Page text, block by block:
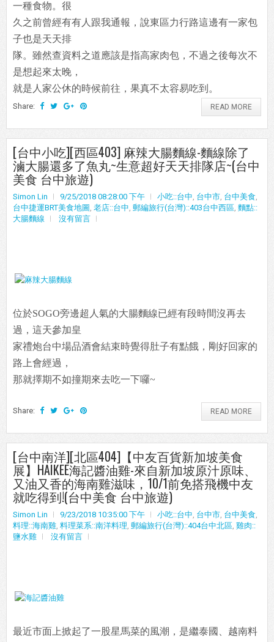
一種食物。很
久之前曾經有有人跟我通報，說東區力行路這邊有一家包
子也是天天排
隊。雖然查資料之道應該是指高家肉包，不過之後每次不
是想起來太晚，
就是人家公休的時候前往，果真不太容易吃到。
Share: READ MORE
[台中小吃][西區403] 麻辣大腸麵線-麵線除了
滷大腸還多了魚丸~生意超好天天排隊店~(台中
美食 台中旅遊)
Simon Lin 9/25/2018 08:28:00 下午 小吃::台中, 台中市, 台中美食,
台中捷運BRT美食地圖 , 老店::台中, 郵編旅行(台灣)::403台中西區, 麵點::
大腸麵線
沒有留言
位於SOGO旁邊超人氣的大腸麵線已經有段時間沒再去
過，這天參加皇
家禮炮台中場品酒會結束時覺得肚子有點餓，剛好回家的
路上會經過，
那就擇期不如撞期來去吃一下囉~
Share: READ MORE
[台中南洋][北區404]【中友百貨新加坡美食
展】HAIKEE海記醬油雞-來自新加坡原汁原味、
又油又香的海南雞滋味，10/1前免搭飛機中友
就吃得到!(台中美食 台中旅遊)
Simon Lin 9/23/2018 10:35:00 下午 小吃::台中, 台中市, 台中美食,
料理::海南雞, 料理菜系::南洋料理, 郵編旅行(台灣)::404台中北區, 雞肉::
鹽水雞
沒有留言
最近市面上掀起了一股星馬菜的風潮，是繼泰國、越南料